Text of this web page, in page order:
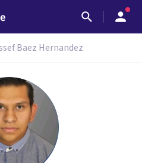
Baez Hernandez